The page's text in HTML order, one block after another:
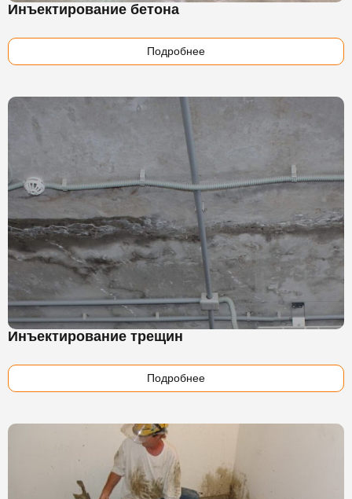
Инъектирование бетона
Подробнее
Инъектирование трещин
Подробнее